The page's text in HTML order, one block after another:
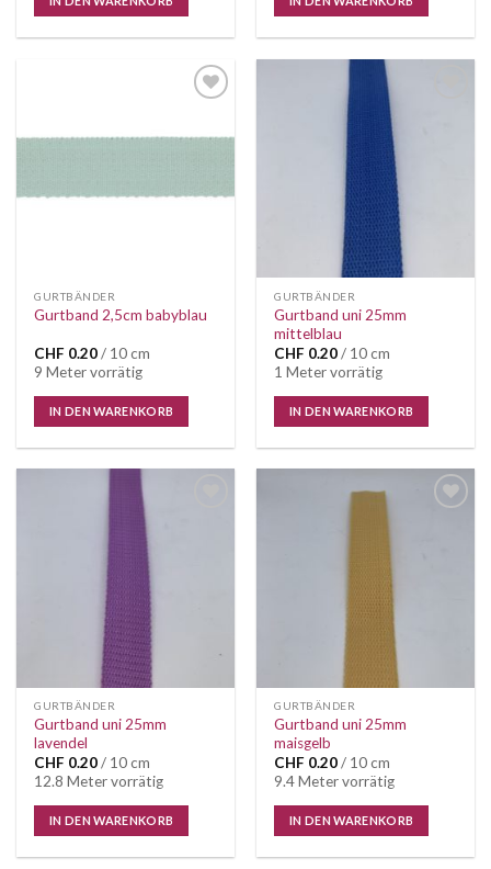
GURTBÄNDER
Gurtband 2,5cm babyblau
CHF 0.20/ 10 cm
9 Meter vorrätig
IN DEN WARENKORB
Wunschliste
GURTBÄNDER
Gurtband uni 25mm
mittelblau
CHF 0.20/ 10 cm
1 Meter vorrätig
IN DEN WARENKORB
GURTBÄNDER
Gurtband uni 25mm
lavendel
CHF 0.20/ 10 cm
12.8 Meter vorrätig
IN DEN WARENKORB
GURTBÄNDER
Gurtband uni 25mm
maisgelb
CHF 0.20/ 10 cm
9.4 Meter vorrätig
IN DEN WARENKORB